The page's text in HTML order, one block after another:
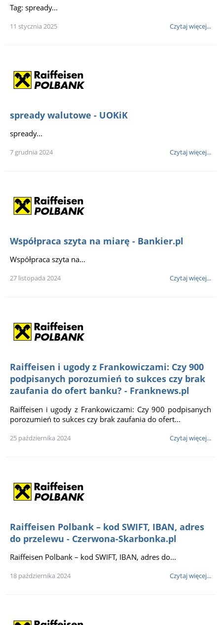
Tag: spready...
11 stycznia 2025 Czytaj więcej...
spready walutowe - UOKiK
spready...
7 grudnia 2024 Czytaj więcej...
Współpraca szyta na miarę - Bankier.pl
Współpraca szyta na...
27 listopada 2024 Czytaj więcej...
Raiffeisen i ugody z Frankowiczami: Czy 900
podpisanych porozumień to sukces czy brak
zaufania do ofert banku? - Franknews.pl
Raiffeisen i ugody z Frankowiczami: Czy 900 podpisanych
porozumień to sukces czy brak zaufania do ofert...
25 października 2024 Czytaj więcej...
Raiffeisen Polbank – kod SWIFT, IBAN, adres
do przelewu - Czerwona-Skarbonka.pl
Raiffeisen Polbank – kod SWIFT, IBAN, adres do...
18 października 2024 Czytaj więcej...